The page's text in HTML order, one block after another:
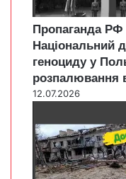
Пропаганда РФ
Національний
геноциду у
розпалювання
12.07.2026